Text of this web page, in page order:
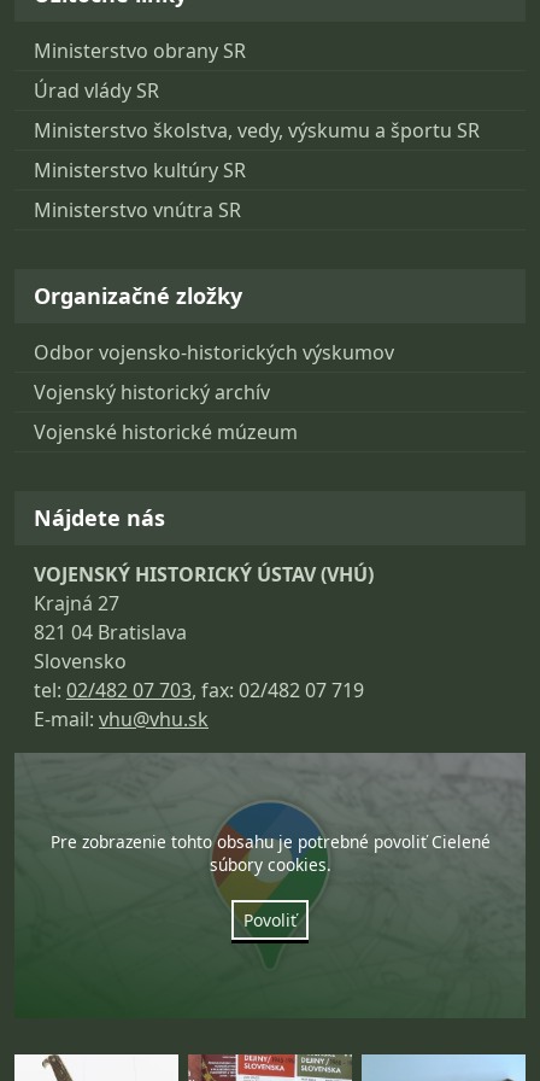
Ministerstvo obrany SR
Úrad vlády SR
Ministerstvo školstva, vedy, výskumu a športu SR
Ministerstvo kultúry SR
Ministerstvo vnútra SR
Organizačné zložky
Odbor vojensko-historických výskumov
Vojenský historický archív
Vojenské historické múzeum
Nájdete nás
VOJENSKÝ HISTORICKÝ ÚSTAV (VHÚ)
Krajná 27
821 04 Bratislava
Slovensko
tel: 02/482 07 703, fax: 02/482 07 719
E-mail: vhu@vhu.sk
Pre zobrazenie tohto obsahu je potrebné povoliť Cielené
súbory cookies.
Povoliť
Fotogaléria